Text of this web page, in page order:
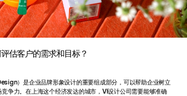
估客户的需求和目标？
）是企业品牌形象设计的重要组成部分，可以帮助企业树立
争力。在上海这个经济发达的城市，VI设计公司需要能够准确